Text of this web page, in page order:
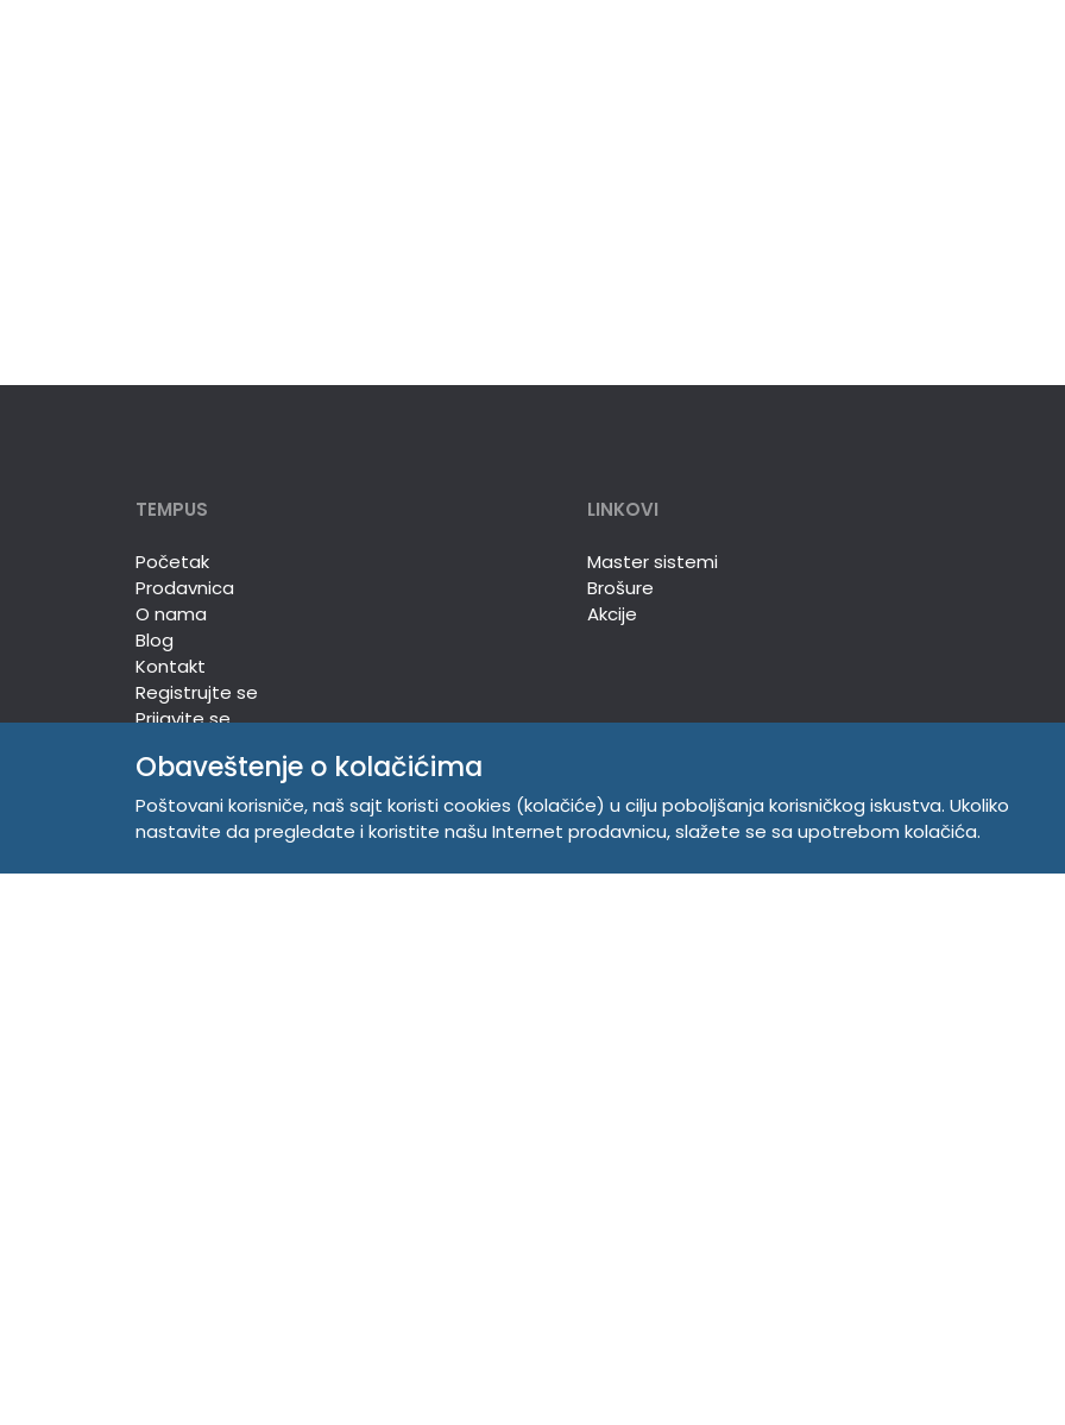
TEMPUS
Početak
Prodavnica
O nama
Blog
Kontakt
Registrujte se
Prijavite se
LINKOVI
Master sistemi
Brošure
Akcije
TEMPUS DOO
Trg Komenskog 2, 21000
INFORMACIJE
Politika o kolačićima
Obaveštenje o kolačićima
Poštovani korisniče, naš sajt koristi cookies (kolačiće) u cilju poboljšanja korisničkog iskustva. Ukoliko
nastavite da pregledate i koristite našu Internet prodavnicu, slažete se sa upotrebom kolačića.